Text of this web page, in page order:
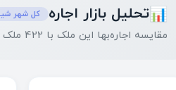
📊تحلیل بازار اجاره کل شهر
مقایسه اجاره‌بها این ملک با 422 ملک مشابه در منطقه